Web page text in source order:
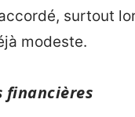
surtout
modeste.
financières